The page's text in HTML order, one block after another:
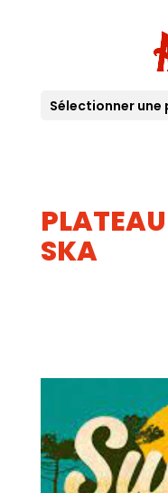
Sélectionner une
SKA